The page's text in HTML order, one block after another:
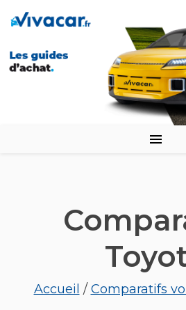
Accueil / Comparatifs